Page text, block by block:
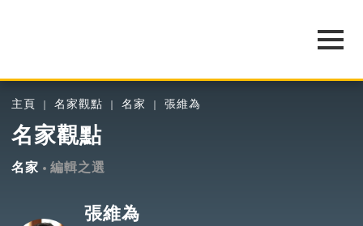
主頁 名家觀點 名家 張維為
名家觀點
名家 編輯之選
張維為